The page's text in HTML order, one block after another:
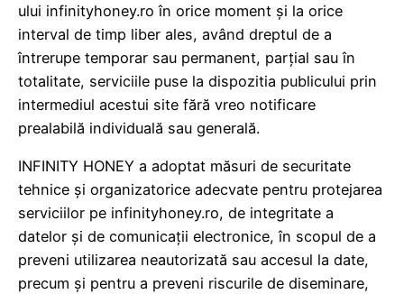
ului infinityhoney.ro în orice moment și la orice
interval de timp liber ales, având dreptul de a
întrerupe temporar sau permanent, parțial sau în
totalitate, serviciile puse la dispozitia publicului prin
intermediul acestui site fără vreo notificare
prealabilă individuală sau generală.
INFINITY HONEY a adoptat măsuri de securitate
tehnice și organizatorice adecvate pentru protejarea
serviciilor pe infinityhoney.ro, de integritate a
datelor și de comunicații electronice, în scopul de a
preveni utilizarea neautorizată sau accesul la date,
precum și pentru a preveni riscurile de diseminare,